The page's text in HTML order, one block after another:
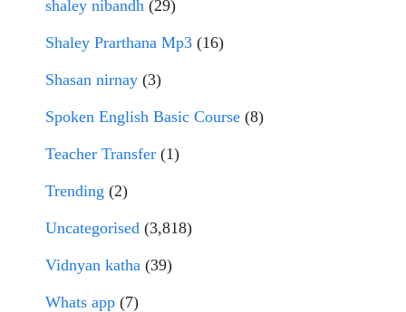
shaley nibandh (29)
Shaley Prarthana Mp3 (16)
Shasan nirnay (3)
Spoken English Basic Course (8)
Teacher Transfer (1)
Trending (2)
Uncategorised (3,818)
Vidnyan katha (39)
Whats app (7)